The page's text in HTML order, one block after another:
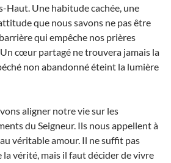
Haut. Une habitude cachée, une
que nous savons ne pas être
qui empêche nos prières
Un cœur partagé ne trouvera jamais la
non abandonné éteint la lumière
aligner notre vie sur les
du Seigneur. Ils nous appellent à
véritable amour. Il ne suffit pas
vérité, mais il faut décider de vivre